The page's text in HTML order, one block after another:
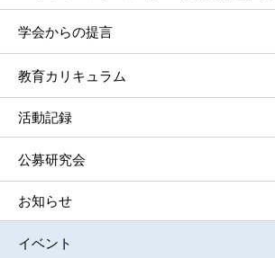
学会からの提⾔
教育カリキュラム
活動記録
公募研究会
お知らせ
イベント